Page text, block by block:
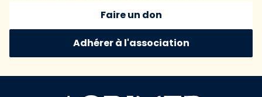
Faire un don
Adhérer à l'association